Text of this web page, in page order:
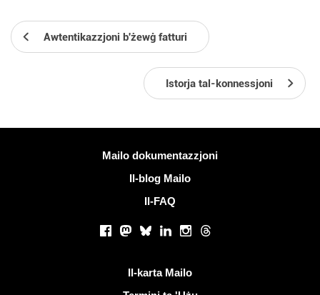
Awtentikazzjoni b'żewġ fatturi
Istorja tal-konnessjoni
Mailo dokumentazzjoni
Il-blog Mailo
Il-FAQ
Facebook
Mastodon
BlueskyLinkedInInstagram
Threads
Il-karta Mailo